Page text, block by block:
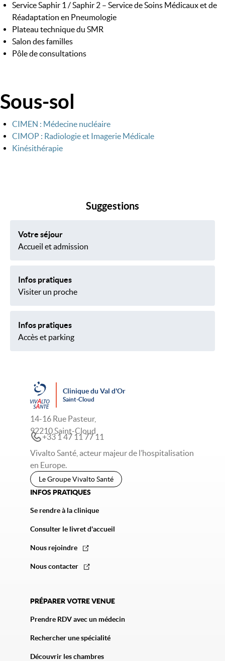
Service Saphir 1 / Saphir 2 – Service de Soins Médicaux et de
Réadaptation en Pneumologie
Plateau technique du SMR
Salon des familles
Pôle de consultations
Image
Sous-sol
CIMEN : Médecine nucléaire
CIMOP : Radiologie et Imagerie Médicale
Kinésithérapie
Suggestions
Votre séjour
Accueil et admission
Infos pratiques
Visiter un proche
Infos pratiques
Accès et parking
Clinique du Val d'Or
Saint-Cloud
14-16 Rue Pasteur,
92210 Saint-Cloud
+33 1 47 11 77 11
Vivalto Santé, acteur majeur de l’hospitalisation
en Europe.
Le Groupe Vivalto Santé
INFOS PRATIQUES
Se rendre à la clinique
Consulter le livret d'accueil
Nous rejoindre
Nous contacter
PRÉPARER VOTRE VENUE
Prendre RDV avec un médecin
Rechercher une spécialité
Découvrir les chambres